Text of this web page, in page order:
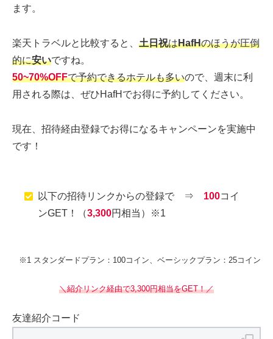
ます。
楽天トラベルと比較すると、 土日祝はHafHのほうが圧倒
的に安いですね。
50~70%OFFで予約できるホテルも多いので、週末に利
用される際は、ぜひHafHでお得に予約してください。
現在、招待経由登録でお得になるキャンペーンを実施中
です！
以下の招待リンクからの登録で ⇒ 100コイ
ンGET！（3,300円相当）※1
※1 スタンダードプラン：100コイン、ベーシックプラン：25コイン
＼紹介リンク経由で3,300円相当をGET！／
友達紹介コード